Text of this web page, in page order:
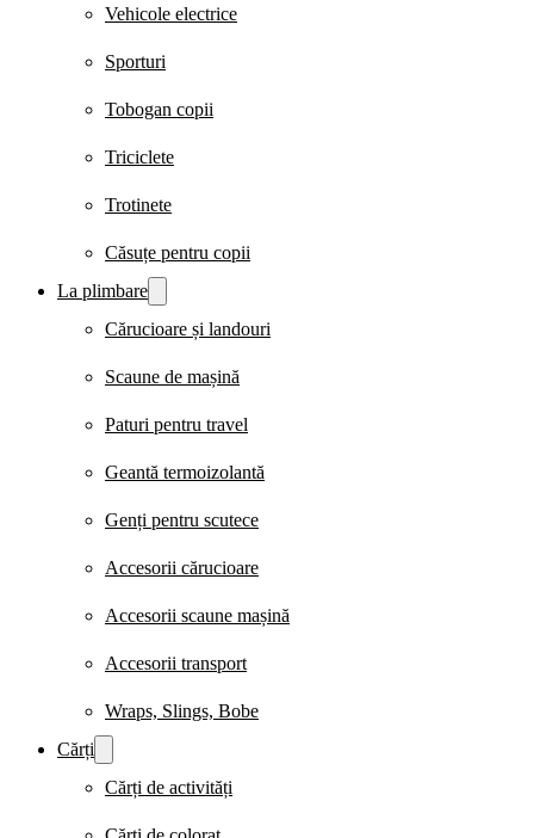
Vehicole electrice
Sporturi
Tobogan copii
Triciclete
Trotinete
Căsuțe pentru copii
La plimbare
Cărucioare și landouri
Scaune de mașină
Paturi pentru travel
Geantă termoizolantă
Genți pentru scutece
Accesorii cărucioare
Accesorii scaune mașină
Accesorii transport
Wraps, Slings, Bobe
Cărți
Cărți de activități